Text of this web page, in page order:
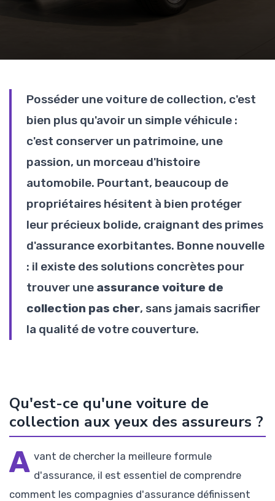
Posséder une voiture de collection, c'est
bien plus qu'avoir un simple véhicule :
c'est conserver un patrimoine, une
passion, un morceau d'histoire
automobile. Pourtant, beaucoup de
propriétaires hésitent à bien protéger
leur précieux bolide, craignant des primes
d'assurance exorbitantes. Bonne nouvelle
: il existe des solutions concrètes pour
trouver une assurance voiture de
collection pas cher, sans jamais sacrifier
la qualité de votre couverture.
Qu'est-ce qu'une voiture de
collection aux yeux des assureurs ?
A vant de chercher la meilleure formule
d'assurance, il est essentiel de comprendre
comment les compagnies d'assurance définissent